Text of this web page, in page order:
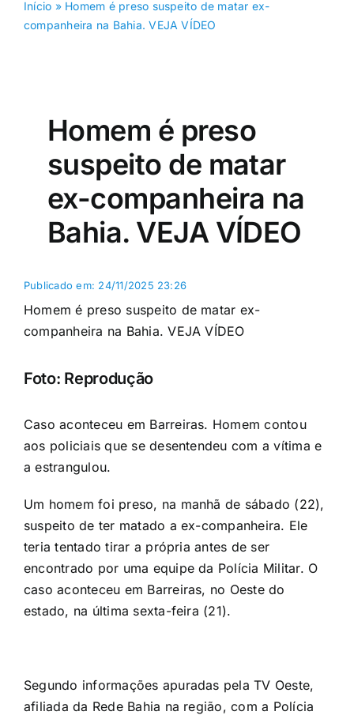
Início » Homem é preso suspeito de matar ex-
companheira na Bahia. VEJA VÍDEO
Homem é preso
suspeito de matar
ex-companheira na
Bahia. VEJA VÍDEO
Publicado em: 24/11/2025 23:26
Homem é preso suspeito de matar ex-
companheira na Bahia. VEJA VÍDEO
Foto: Reprodução
Caso aconteceu em Barreiras. Homem contou
aos policiais que se desentendeu com a vítima e
a estrangulou.
Um homem foi preso, na manhã de sábado (22),
suspeito de ter matado a ex-companheira. Ele
teria tentado tirar a própria antes de ser
encontrado por uma equipe da Polícia Militar. O
caso aconteceu em Barreiras, no Oeste do
estado, na última sexta-feira (21).
Segundo informações apuradas pela TV Oeste,
afiliada da Rede Bahia na região, com a Polícia